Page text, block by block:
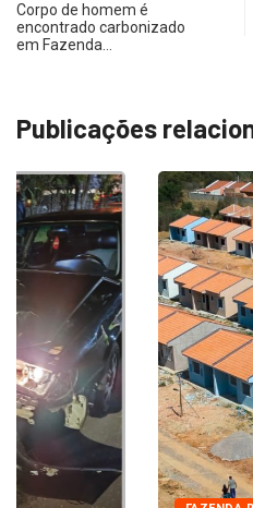
Corpo de homem é
encontrado carbonizado
em Fazenda…
Publicações